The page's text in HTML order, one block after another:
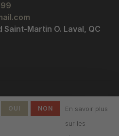
Saint-Martin O. Laval, QC
OUI NON
En savoir plus
sur les